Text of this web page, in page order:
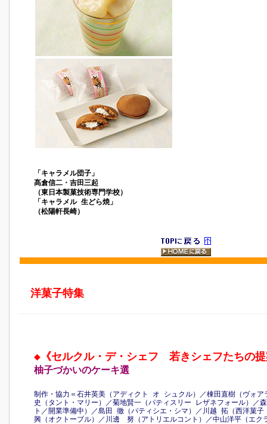
「キャラメル団子」
髙倉信二・吉田三起
（東日本製菓技術専門学校）
「キャラメル 生どら焼」
（松陽軒長崎）
洋菓子特集
◆ 《セルクル・デ・シェフ 若きシェフたちの
柚子づかいのケーキ選
制作・協力＝石井英美（アディクト オ シュクル）／棟田直樹（ヴォア
史（タント・マリー）／菊地賢一（パティスリー レザネフォール）
ト／開業準備中）／島田 徹（パティシエ・シマ）／川越 拓（西洋菓
興（オクトーブル）／川邊 努（アトリエルコント）／中山洋平（エク